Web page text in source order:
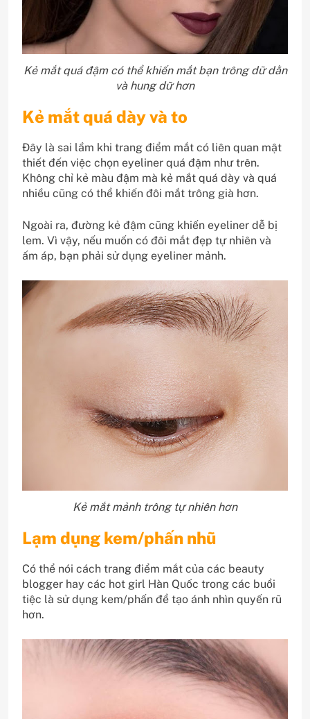
Kẻ mắt quá đậm có thể khiến mắt bạn trông dữ dằn
và hung dữ hơn
Kẻ mắt quá dày và to
Đây là sai lầm khi trang điểm mắt có liên quan mật
thiết đến việc chọn eyeliner quá đậm như trên.
Không chỉ kẻ màu đậm mà kẻ mắt quá dày và quá
nhiều cũng có thể khiến đôi mắt trông già hơn.
Ngoài ra, đường kẻ đậm cũng khiến eyeliner dễ bị
lem. Vì vậy, nếu muốn có đôi mắt đẹp tự nhiên và
ấm áp, bạn phải sử dụng eyeliner mảnh.
Kẻ mắt mảnh trông tự nhiên hơn
Lạm dụng kem/phấn nhũ
Có thể nói cách trang điểm mắt của các beauty
blogger hay các hot girl Hàn Quốc trong các buổi
tiệc là sử dụng kem/phấn để tạo ánh nhìn quyến rũ
hơn.